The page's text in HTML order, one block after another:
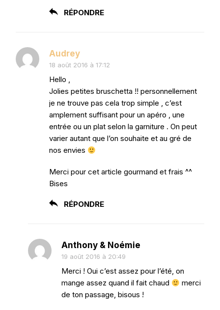
RÉPONDRE
Audrey
18 août 2016 à 17:12
Hello ,
Jolies petites bruschetta !! personnellement
je ne trouve pas cela trop simple , c’est
amplement suffisant pour un apéro , une
entrée ou un plat selon la garniture . On peut
varier autant que l’on souhaite et au gré de
nos envies
Merci pour cet article gourmand et frais ^^
Bises
RÉPONDRE
Anthony & Noémie
19 août 2016 à 20:49
Merci ! Oui c’est assez pour l’été, on
mange assez quand il fait chaud
merci
de ton passage, bisous !